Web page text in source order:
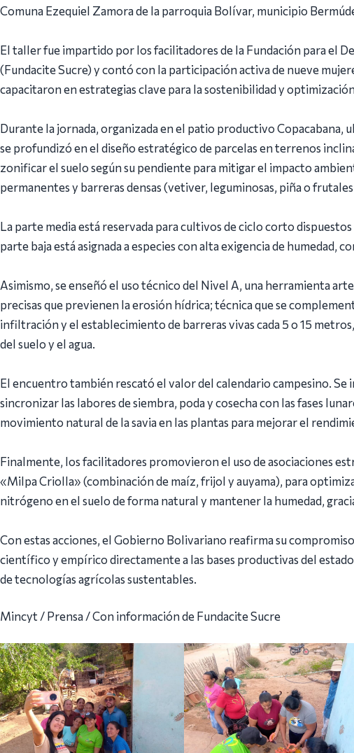
Comuna Ezequiel Zamora de la parroquia Bolívar, municipio
El taller fue impartido por los facilitadores de la Fundación para el
(Fundacite Sucre) y contó con la participación activa de nueve
capacitaron en estrategias clave para la sostenibilidad y
Durante la jornada, organizada en el patio productivo Copacabana,
se profundizó en el diseño estratégico de parcelas en terrenos
zonificar el suelo según su pendiente para mitigar el impacto
permanentes y barreras densas (vetiver, leguminosas, piña o
La parte media está reservada para cultivos de ciclo corto
parte baja está asignada a especies con alta exigencia de humedad,
Asimismo, se enseñó el uso técnico del Nivel A, una herramienta
precisas que previenen la erosión hídrica; técnica que se
infiltración y el establecimiento de barreras vivas cada 5 o 15
del suelo y el agua.
El encuentro también rescató el valor del calendario campesino. Se
sincronizar las labores de siembra, poda y cosecha con las fases
movimiento natural de la savia en las plantas para mejorar el
Finalmente, los facilitadores promovieron el uso de asociaciones
«Milpa Criolla» (combinación de maíz, frijol y auyama), para
nitrógeno en el suelo de forma natural y mantener la humedad,
Con estas acciones, el Gobierno Bolivariano reafirma su
científico y empírico directamente a las bases productivas del
de tecnologías agrícolas sustentables.
Mincyt / Prensa / Con información de Fundacite Sucre